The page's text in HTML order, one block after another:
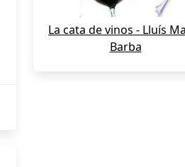
La cata de vinos - Lluís
Barba